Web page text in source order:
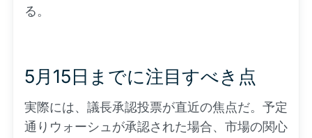
る。
5月15日までに注目すべき点
実際には、議長承認投票が直近の焦点だ。予定
通りウォーシュが承認された場合、市場の関心